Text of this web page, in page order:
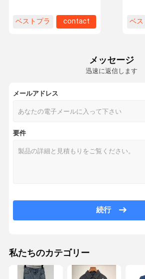
ベストプラ
contact
ベス
メッセージ
迅速に返信します
メールアドレス
要件
続行
私たちのカテゴリー